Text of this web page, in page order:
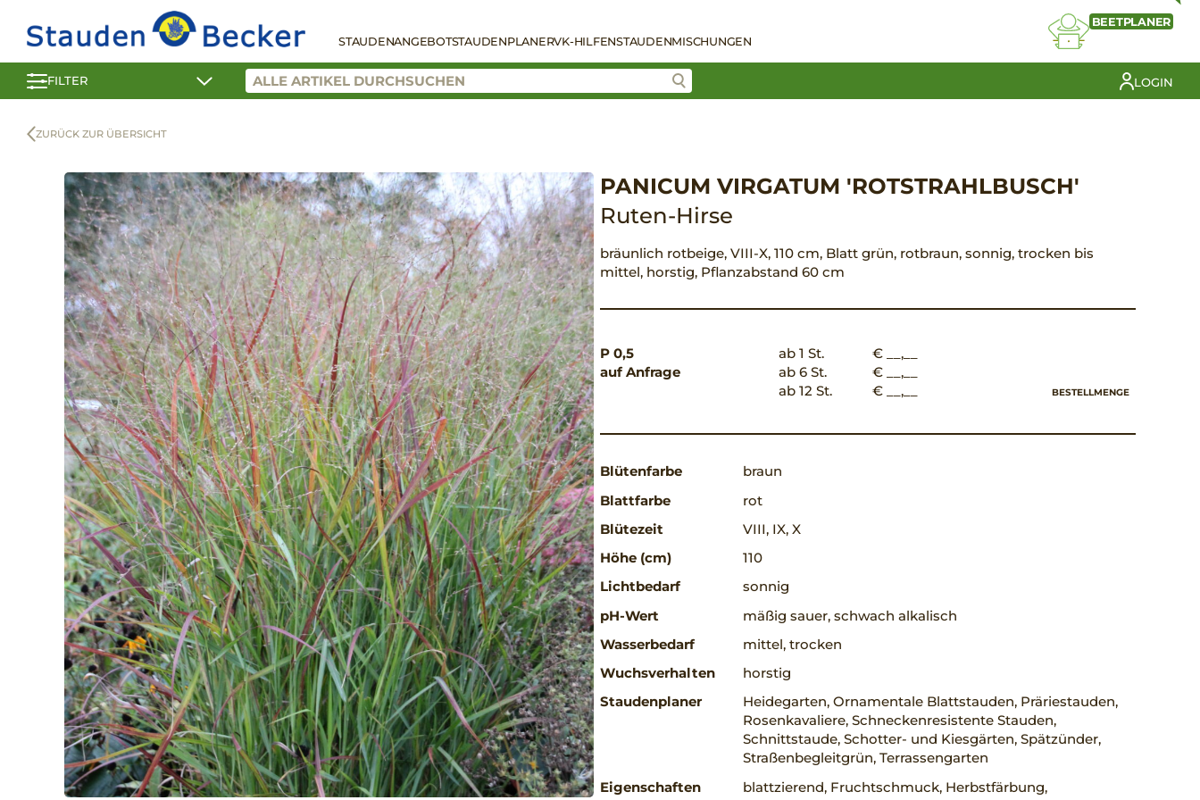
STAUDENANGEBOTSTAUDENPLANERVK-HILFENSTAUDENMISCHUNGEN
BEETPLANER
FILTER LOGIN
ZURÜCK ZUR ÜBERSICHT
PANICUM VIRGATUM 'ROTSTRAHLBUSCH'
Ruten-Hirse
bräunlich rotbeige, VIII-X, 110 cm, Blatt grün, rotbraun, sonnig, trocken bis
mittel, horstig, Pflanzabstand 60 cm
P 0,5
auf Anfrage
ab 1 St.
€ __,__
ab 6 St.
€ __,__
ab 12 St.
€ __,__ BESTELLMENGE
Blütenfarbe
braun
Blattfarbe
rot
Blütezeit
VIII, IX, X
Höhe (cm)
110
Lichtbedarf
sonnig
pH-Wert
mäßig sauer, schwach alkalisch
Wasserbedarf
mittel, trocken
Wuchsverhalten
horstig
Staudenplaner
Heidegarten, Ornamentale Blattstauden, Präriestauden,
Rosenkavaliere, Schneckenresistente Stauden,
Schnittstaude, Schotter- und Kiesgärten, Spätzünder,
Straßenbegleitgrün, Terrassengarten
Eigenschaften
blattzierend, Fruchtschmuck, Herbstfärbung,